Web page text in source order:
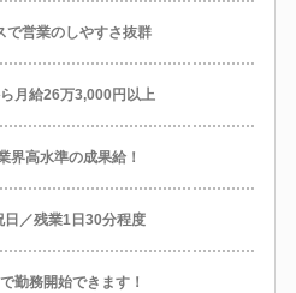
で営業のしやすさ抜群
月給26万3,000円以上
界高水準の成果給！
日／残業1日30分程度
勤務開始できます！